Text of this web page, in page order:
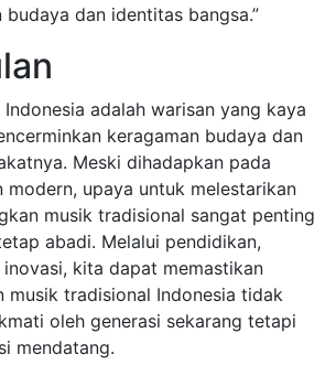
dan identitas bangsa.”
adalah warisan yang kaya
keragaman budaya dan
Meski dihadapkan pada
modern, upaya untuk melestarikan
musik tradisional sangat penting
abadi. Melalui pendidikan,
kita dapat memastikan
musik tradisional Indonesia tidak
oleh generasi sekarang tetapi
mendatang.